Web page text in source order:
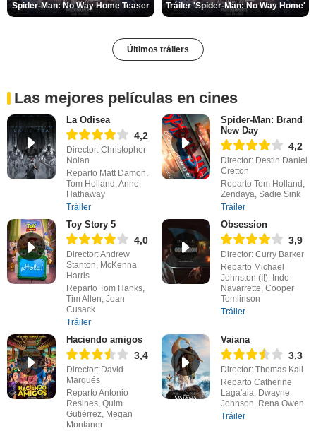
Spider-Man: No Way Home Teaser Tráiler 'Spider-Man: No Way Home'
Últimos tráilers
Las mejores películas en cines
La Odisea
4,2
Director: Christopher
Nolan
Reparto Matt Damon,
Tom Holland, Anne
Hathaway
Tráiler
Spider-Man: Brand
New Day
4,2
Director: Destin Daniel
Cretton
Reparto Tom Holland,
Zendaya, Sadie Sink
Tráiler
Toy Story 5
4,0
Director: Andrew
Stanton, McKenna
Harris
Reparto Tom Hanks,
Tim Allen, Joan
Cusack
Tráiler
Obsession
3,9
Director: Curry Barker
Reparto Michael
Johnston (II), Inde
Navarrette, Cooper
Tomlinson
Tráiler
Haciendo amigos
3,4
Director: David
Marqués
Reparto Antonio
Resines, Quim
Gutiérrez, Megan
Montaner
Vaiana
3,3
Director: Thomas Kail
Reparto Catherine
Laga'aia, Dwayne
Johnson, Rena Owen
Tráiler